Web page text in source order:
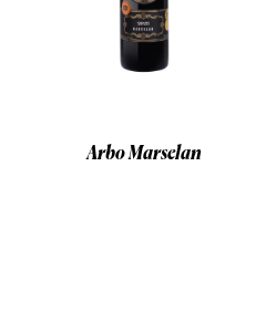
Arbo Marselan